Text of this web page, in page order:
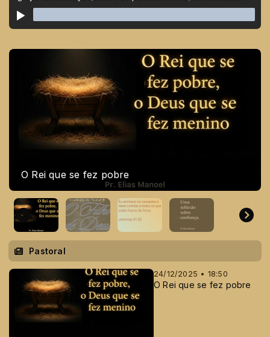
Cantata de Natal: O Filho de Deus
Pastoral
24/12/2025 • 18:50
O Rei que se fez pobre